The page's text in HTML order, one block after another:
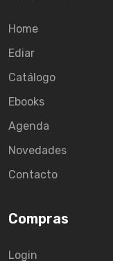
Home
Ediar
Catálogo
Ebooks
Agenda
Novedades
Contacto
Compras
Login